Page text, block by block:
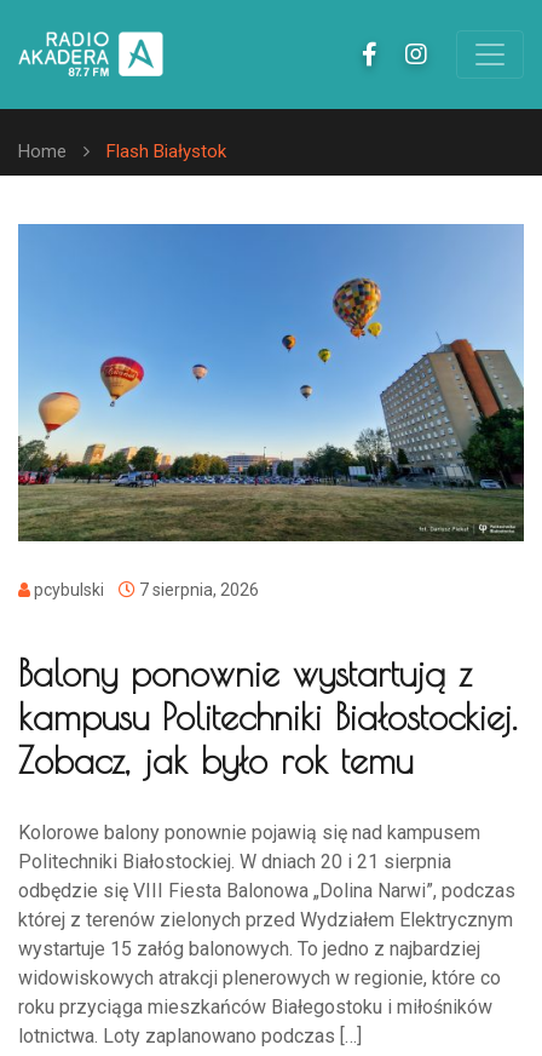
Home Flash Białystok
pcybulski 7 sierpnia, 2026
Balony ponownie wystartują z
kampusu Politechniki Białostockiej.
Zobacz, jak było rok temu
Kolorowe balony ponownie pojawią się nad kampusem
Politechniki Białostockiej. W dniach 20 i 21 sierpnia
odbędzie się VIII Fiesta Balonowa „Dolina Narwi”, podczas
której z terenów zielonych przed Wydziałem Elektrycznym
wystartuje 15 załóg balonowych. To jedno z najbardziej
widowiskowych atrakcji plenerowych w regionie, które co
roku przyciąga mieszkańców Białegostoku i miłośników
lotnictwa. Loty zaplanowano podczas […]